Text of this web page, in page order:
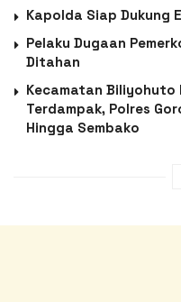
Kapolda Siap Dukung
Pelaku Dugaan
Ditahan
Kecamatan Biliyohuto
Terdampak, Polres
Hingga Sembako